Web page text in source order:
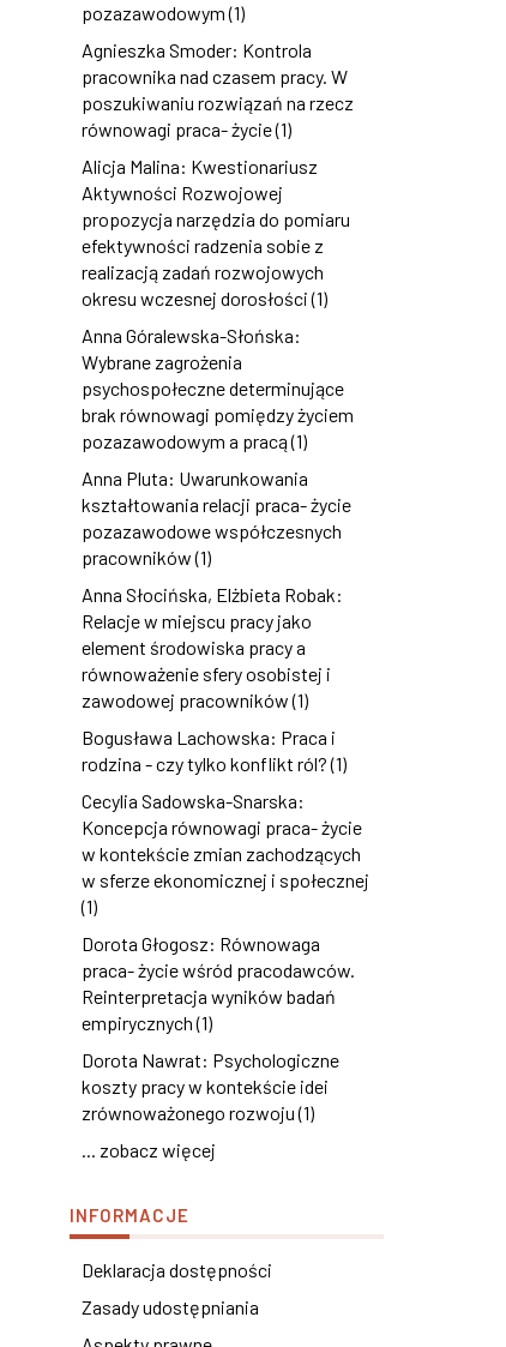
pozazawodowym (1)
Agnieszka Smoder: Kontrola
pracownika nad czasem pracy. W
poszukiwaniu rozwiązań na rzecz
równowagi praca- życie (1)
Alicja Malina: Kwestionariusz
Aktywności Rozwojowej
propozycja narzędzia do pomiaru
efektywności radzenia sobie z
realizacją zadań rozwojowych
okresu wczesnej dorosłości (1)
Anna Góralewska-Słońska:
Wybrane zagrożenia
psychospołeczne determinujące
brak równowagi pomiędzy życiem
pozazawodowym a pracą (1)
Anna Pluta: Uwarunkowania
kształtowania relacji praca- życie
pozazawodowe współczesnych
pracowników (1)
Anna Słocińska, Elżbieta Robak:
Relacje w miejscu pracy jako
element środowiska pracy a
równoważenie sfery osobistej i
zawodowej pracowników (1)
Bogusława Lachowska: Praca i
rodzina - czy tylko konflikt ról? (1)
Cecylia Sadowska-Snarska:
Koncepcja równowagi praca- życie
w kontekście zmian zachodzących
w sferze ekonomicznej i społecznej
(1)
Dorota Głogosz: Równowaga
praca- życie wśród pracodawców.
Reinterpretacja wyników badań
empirycznych (1)
Dorota Nawrat: Psychologiczne
koszty pracy w kontekście idei
zrównoważonego rozwoju (1)
... zobacz więcej
INFORMACJE
Deklaracja dostępności
Zasady udostępniania